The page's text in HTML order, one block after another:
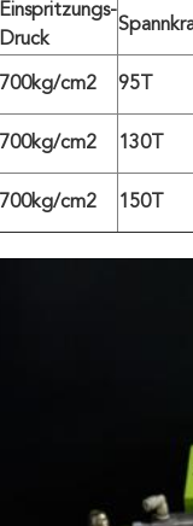
Einspritzungs-
Druck
700kg/cm2 95T
700kg/cm2 130T
700kg/cm2 150T